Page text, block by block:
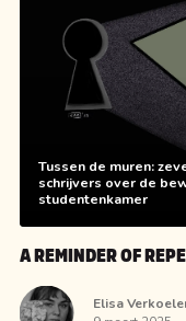
Tussen de muren:
schrijvers over de
studentenkamer
A REMINDER OF
Elisa